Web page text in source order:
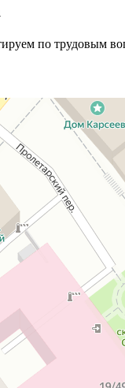
по трудовым